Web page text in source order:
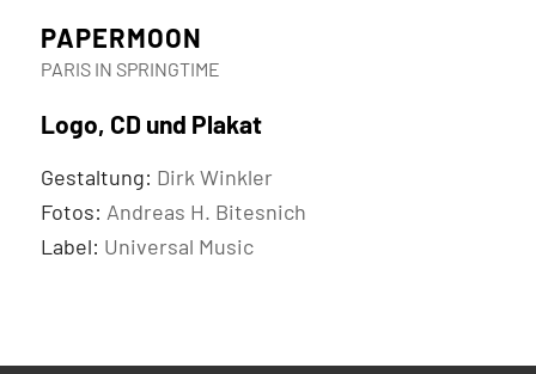
PAPERMOON
PARIS IN SPRINGTIME
Logo, CD und Plakat
Gestaltung: Dirk Winkler
Fotos: Andreas H. Bitesnich
Label: Universal Music